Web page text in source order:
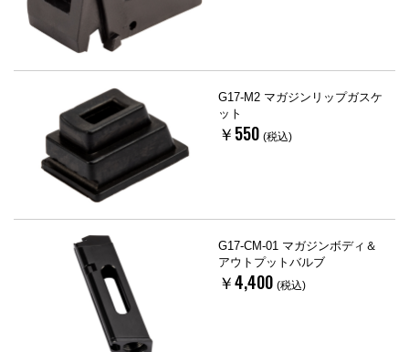
G17-M2 マガジンリップガスケ
ット
￥550 (税込)
G17-CM-01 マガジンボディ＆
アウトプットバルブ
￥4,400 (税込)